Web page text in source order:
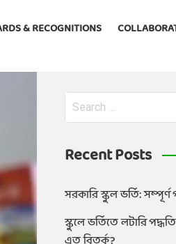
& RECOGNITIONS
Recent Posts
সরকারি স্কুল ভর্তি: সম্পূর্ণ
স্কুলে ভর্তিতে লটারি